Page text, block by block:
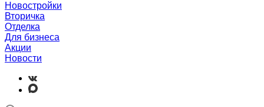
Новостройки
Вторичка
Отделка
Для бизнеса
Акции
Новости